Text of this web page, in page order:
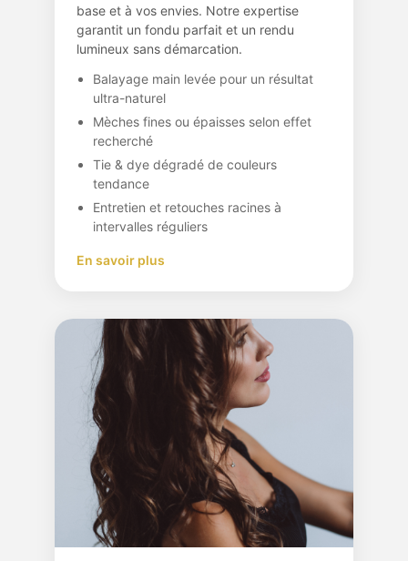
base et à vos envies. Notre expertise
garantit un fondu parfait et un rendu
lumineux sans démarcation.
Balayage main levée pour un résultat
ultra-naturel
Mèches fines ou épaisses selon effet
recherché
Tie & dye dégradé de couleurs
tendance
Entretien et retouches racines à
intervalles réguliers
En savoir plus